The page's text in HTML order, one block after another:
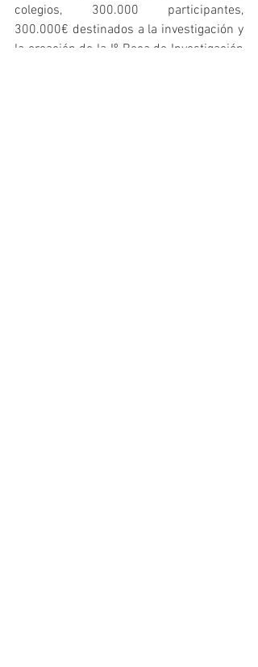
colegios, 300.000 participantes,
300.000€ destinados a la investigación y
la creación de la Iº Beca de Investigación